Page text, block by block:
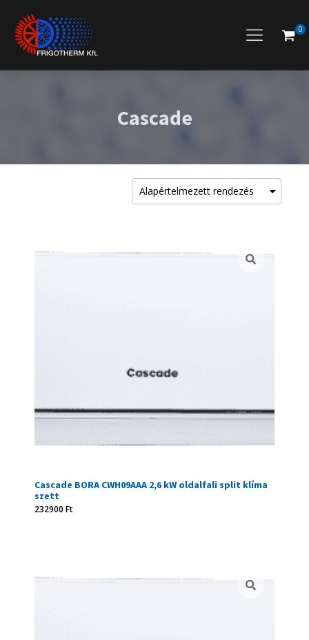
0
Cascade
Cascade BORA CWH09AAA 2,6 kW oldalfali split klíma
szett
232900 Ft